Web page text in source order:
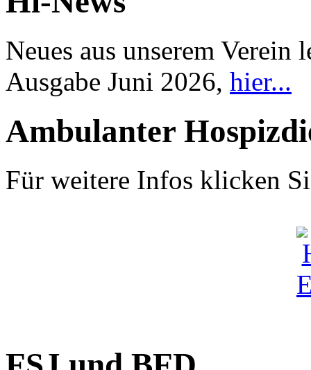
Neues aus unserem
Ausgabe Juni 2026, hier...
Ambulanter
Für weitere Infos klicken